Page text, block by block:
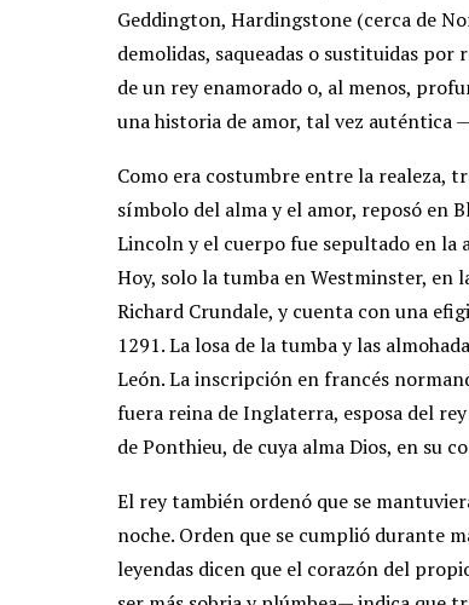
Geddington, Hardingstone (cerca de
demolidas, saqueadas o sustituidas por
de un rey enamorado o, al menos,
una historia de amor, tal vez auténtica
Como era costumbre entre la realeza,
símbolo del alma y el amor, reposó en
Lincoln y el cuerpo fue sepultado en la
Hoy, solo la tumba en Westminster, en
Richard Crundale, y cuenta con una
1291. La losa de la tumba y las
León. La inscripción en francés
fuera reina de Inglaterra, esposa del
de Ponthieu, de cuya alma Dios, en su
El rey también ordenó que se
noche. Orden que se cumplió durante
leyendas dicen que el corazón del